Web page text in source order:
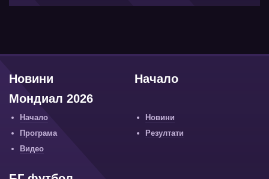
Начало
Новини
Мондиал 2026
Начало
Новини
Програма
Резултати
Видео